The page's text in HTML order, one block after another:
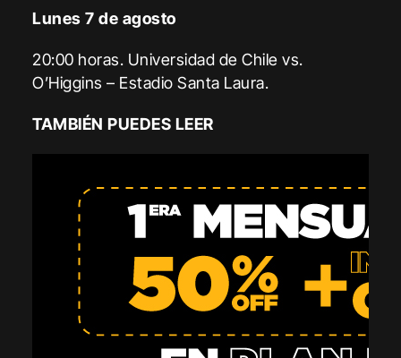
Lunes 7 de agosto
20:00 horas. Universidad de Chile vs.
O’Higgins – Estadio Santa Laura.
TAMBIÉN PUEDES LEER